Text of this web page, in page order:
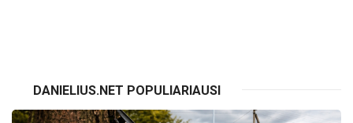
DANIELIUS.NET POPULIARIAUSI